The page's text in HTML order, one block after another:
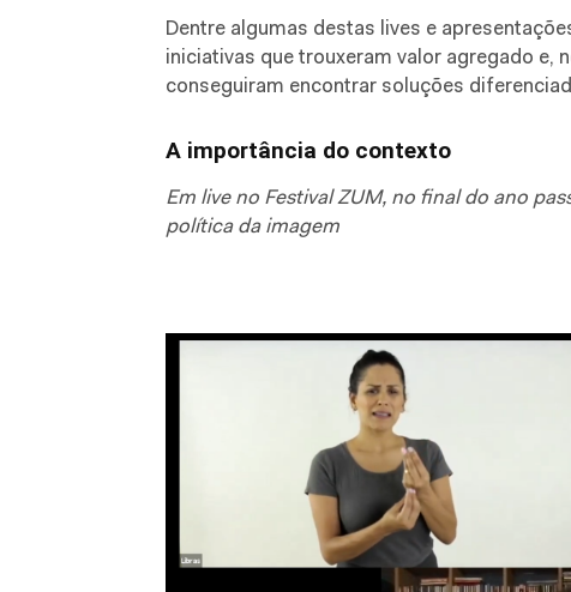
Dentre algumas destas lives e
iniciativas que trouxeram valor agregado e,
conseguiram encontrar soluções
A importância do contexto
Em live no Festival ZUM, no final do ano
política da imagem